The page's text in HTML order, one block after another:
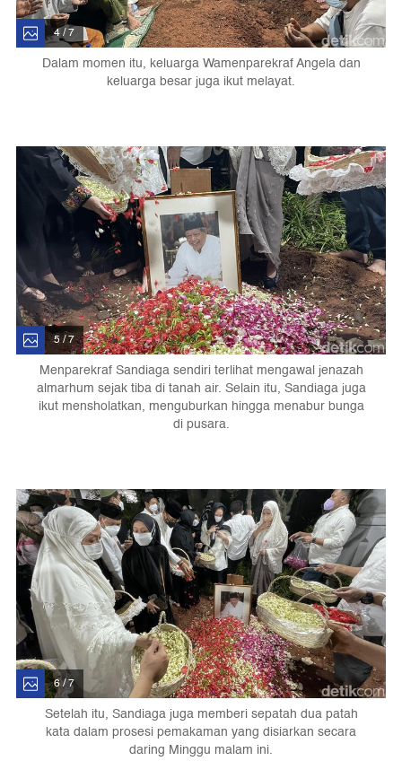
4 / 7
Dalam momen itu, keluarga Wamenparekraf Angela dan
keluarga besar juga ikut melayat.
5 / 7
Menparekraf Sandiaga sendiri terlihat mengawal jenazah
almarhum sejak tiba di tanah air. Selain itu, Sandiaga juga
ikut mensholatkan, menguburkan hingga menabur bunga
di pusara.
6 / 7
Setelah itu, Sandiaga juga memberi sepatah dua patah
kata dalam prosesi pemakaman yang disiarkan secara
daring Minggu malam ini.